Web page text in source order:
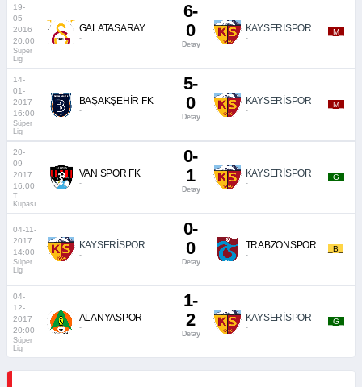
19-
05-
2016
20:00
Süper
Lig
GALATASARAY
-
6-
0
Detay
KAYSERİSPOR
-
_M_
14-
01-
2017
16:00
Süper
Lig
BAŞAKŞEHİR FK
-
5-
0
Detay
KAYSERİSPOR
-
_M_
20-
09-
2017
16:00
T.
Kupası
VAN SPOR FK
-
0-
1
Detay
KAYSERİSPOR
-
_G_
04-11-
2017
14:00
Süper
Lig
KAYSERİSPOR
-
0-
0
Detay
TRABZONSPOR
-
_B_
04-
12-
2017
20:00
Süper
Lig
ALANYASPOR
-
1-
2
Detay
KAYSERİSPOR
-
_G_